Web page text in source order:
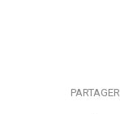
PARTAGER